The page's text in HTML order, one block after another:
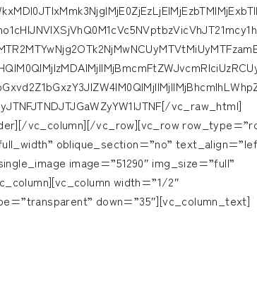
vc_raw_html]
vc_column][/vc_row][vc_row
oblique_section=”no”
image=”51290″ img_size=”full”
width=”1/2″
down=”35″][vc_column_text]